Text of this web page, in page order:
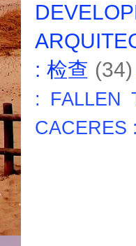
: 检查 (34)
: FALLEN
CACERES